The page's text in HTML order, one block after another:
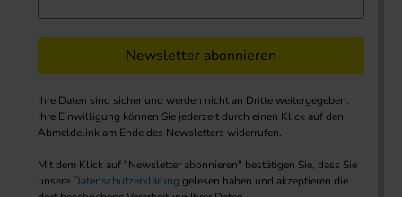
Newsletter abonnieren
Ihre Daten sind sicher und werden nicht an Dritte weitergegeben.
Ihre Einwilligung können Sie jederzeit durch einen Klick auf den
Abmeldelink am Ende des Newsletters widerrufen.
Mit dem Klick auf "Newsletter abonnieren" bestätigen Sie, dass Sie
unsere Datenschutzerklärung gelesen haben und akzeptieren die